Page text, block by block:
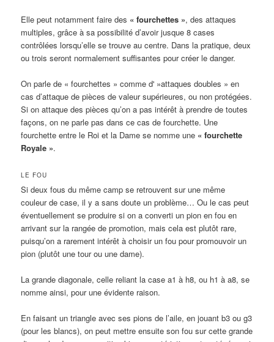
Elle peut notamment faire des « fourchettes », des attaques
multiples, grâce à sa possibilité d’avoir jusque 8 cases
contrôlées lorsqu’elle se trouve au centre. Dans la pratique, deux
ou trois seront normalement suffisantes pour créer le danger.
On parle de « fourchettes » comme d' »attaques doubles » en
cas d’attaque de pièces de valeur supérieures, ou non protégées.
Si on attaque des pièces qu’on a pas intérêt à prendre de toutes
façons, on ne parle pas dans ce cas de fourchette. Une
fourchette entre le Roi et la Dame se nomme une « fourchette
Royale ».
LE FOU
Si deux fous du même camp se retrouvent sur une même
couleur de case, il y a sans doute un problème… Ou le cas peut
éventuellement se produire si on a converti un pion en fou en
arrivant sur la rangée de promotion, mais cela est plutôt rare,
puisqu’on a rarement intérêt à choisir un fou pour promouvoir un
pion (plutôt une tour ou une dame).
La grande diagonale, celle reliant la case a1 à h8, ou h1 à a8, se
nomme ainsi, pour une évidente raison.
En faisant un triangle avec ses pions de l’aile, en jouant b3 ou g3
(pour les blancs), on peut mettre ensuite son fou sur cette grande